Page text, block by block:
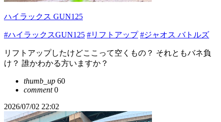
ハイラックス GUN125
#ハイラックスGUN125 #リフトアップ #ジャオス バトルズ
リフトアップしたけどここって空くもの？ それともバネ負
け？ 誰かわかる方いますか？
thumb_up 60
comment0
2026/07/02 22:02